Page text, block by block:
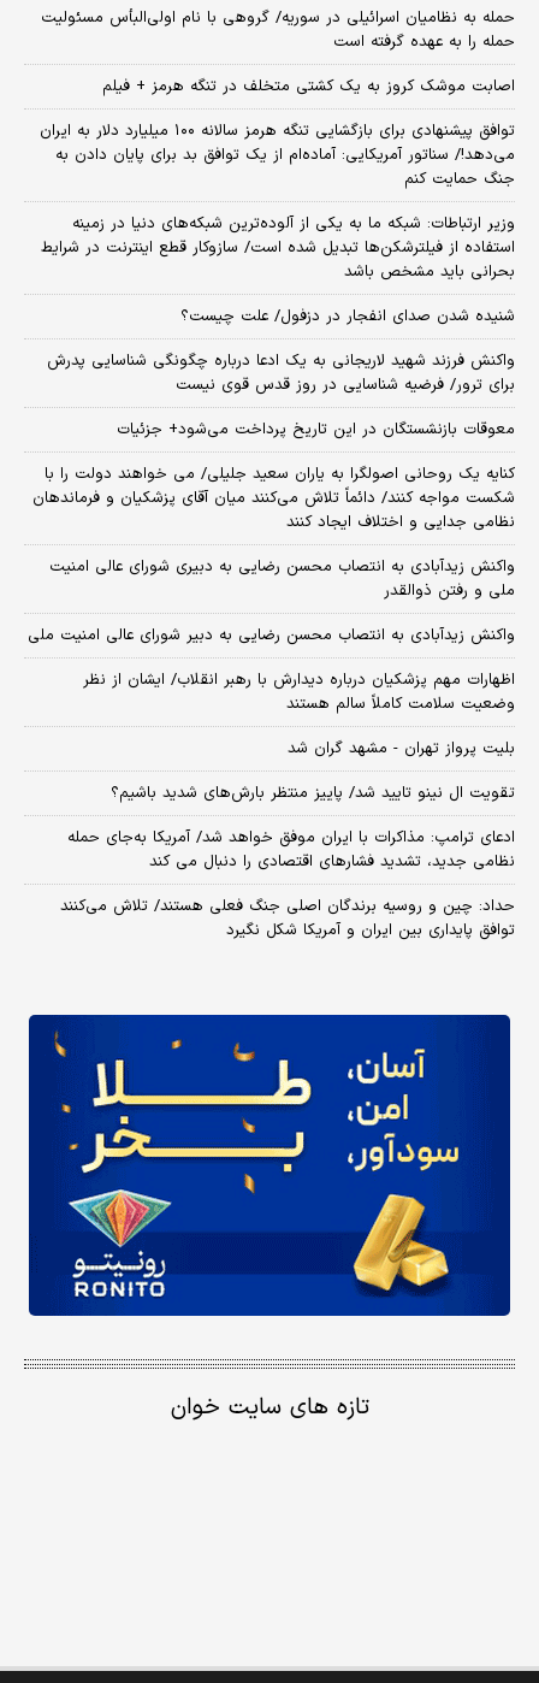
حمله به نظامیان اسرائیلی در سوریه/ گروهی با نام اولی‌البأس مسئولیت
حمله را به عهده گرفته است
اصابت موشک کروز به یک کشتی متخلف در تنگه هرمز + فیلم
توافق پیشنهادی برای بازگشایی تنگه هرمز سالانه ۱۰۰ میلیارد دلار به ایران
می‌دهد!/ سناتور آمریکایی: آماده‌ام از یک توافق بد برای پایان دادن به
جنگ حمایت کنم
وزیر ارتباطات: شبکه ما به یکی از آلوده‌ترین شبکه‌های دنیا در زمینه
استفاده از فیلترشکن‌ها تبدیل شده است/ سازوکار قطع اینترنت در شرایط
بحرانی باید مشخص باشد
شنیده شدن صدای انفجار در دزفول/ علت چیست؟
واکنش فرزند شهید لاریجانی به یک ادعا درباره چگونگی شناسایی پدرش
برای ترور/ فرضیه شناسایی در روز قدس قوی نیست
معوقات بازنشستگان در این تاریخ پرداخت می‌شود+ جزئیات
کنایه یک روحانی اصولگرا به یاران سعید جلیلی/ می خواهند دولت را با
شکست مواجه کنند/ دائماً تلاش می‌کنند میان آقای پزشکیان و فرماندهان
نظامی جدایی و اختلاف ایجاد کنند
واکنش زیدآبادی به انتصاب محسن رضایی به دبیری شورای عالی امنیت
ملی و رفتن ذوالقدر
واکنش زیدآبادی به انتصاب محسن رضایی به دبیر شورای عالی امنیت ملی
اظهارات مهم پزشکیان درباره دیدارش با رهبر انقلاب/ ایشان از نظر
وضعیت سلامت کاملاً سالم هستند
بلیت پرواز تهران - مشهد گران شد
تقویت ال نینو تایید شد/ پاییز منتظر بارش‌های شدید باشیم؟
ادعای ترامپ: مذاکرات با ایران موفق خواهد شد/ آمریکا به‌جای حمله
نظامی جدید، تشدید فشارهای اقتصادی را دنبال می کند
حداد: چین و روسیه برندگان اصلی جنگ فعلی هستند/ تلاش می‌کنند
توافق پایداری بین ایران و آمریکا شکل نگیرد
تازه های سایت خوان